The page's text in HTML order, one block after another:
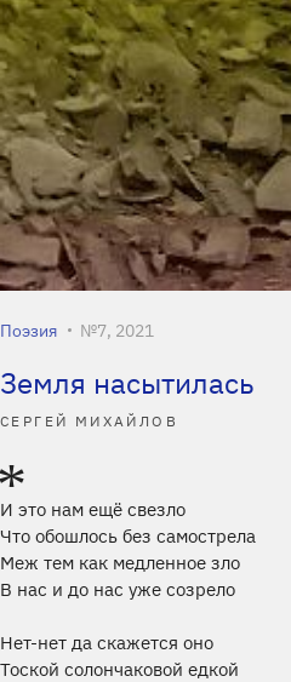
Поэзия №7, 2021
Земля насытилась
СЕРГЕЙ МИХАЙЛОВ
И это нам ещё свезло
Что обошлось без самострела
Меж тем как медленное зло
В нас и до нас уже созрело
Нет-нет да скажется оно
Тоской солончаковой едкой